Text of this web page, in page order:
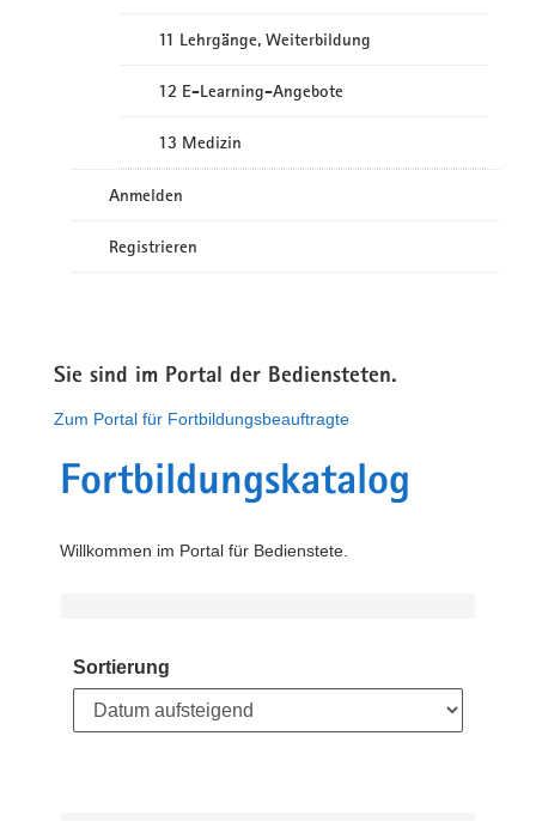
11 Lehrgänge, Weiterbildung
12 E-Learning-Angebote
13 Medizin
Anmelden
Registrieren
Sie sind im Portal der Bediensteten.
Zum Portal für Fortbildungsbeauftragte
Fortbildungskatalog
Willkommen im Portal für Bedienstete.
Sortierung